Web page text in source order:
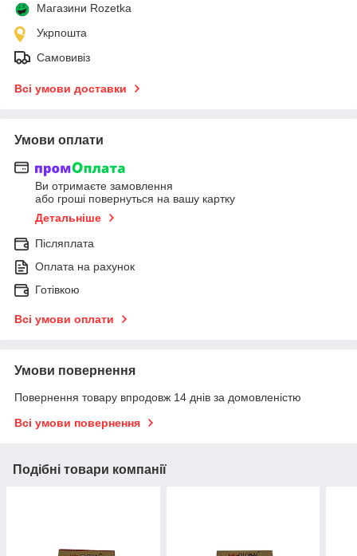
Магазини Rozetka
Укрпошта
Самовивіз
Всі умови доставки
Умови оплати
Ви отримаєте замовлення
або гроші повернуться на вашу картку
Детальніше
Післяплата
Оплата на рахунок
Готівкою
Всі умови оплати
Умови повернення
Повернення товару впродовж 14 днів за домовленістю
Всі умови повернення
Подібні товари компанії